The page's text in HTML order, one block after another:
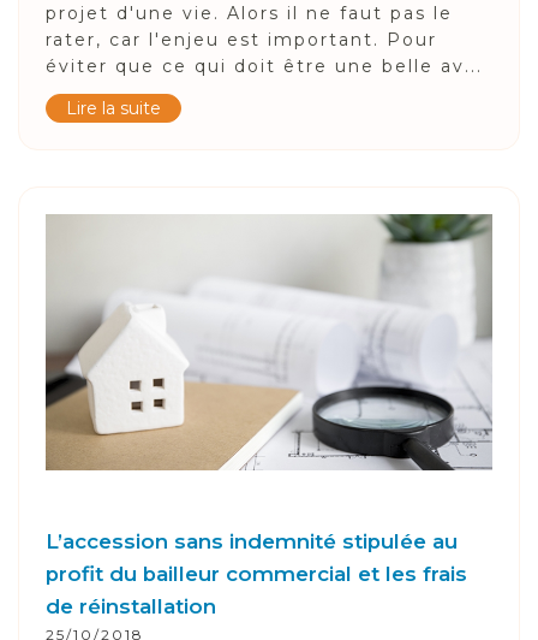
projet d'une vie. Alors il ne faut pas le
rater, car l'enjeu est important. Pour
éviter que ce qui doit être une belle av...
Lire la suite
L’accession sans indemnité stipulée au
profit du bailleur commercial et les frais
de réinstallation
25/10/2018